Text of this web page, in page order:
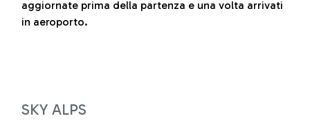
aggiornate prima della partenza e una volta arrivati
in aeroporto.
SKY ALPS